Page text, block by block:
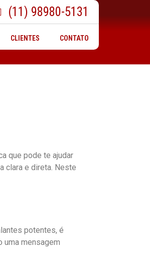
(11) 98980-5131
CLIENTES CONTATO
que pode te ajudar
clara e direta. Neste
potentes, é
uma mensagem